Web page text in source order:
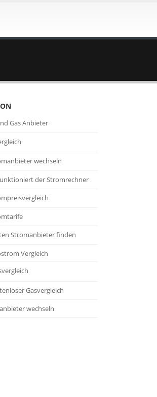
Gas Anbieter
wechseln
der Stromrechner
Stromanbieter finden
Vergleich
Gasvergleich
wechseln